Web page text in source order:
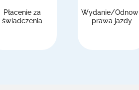
Płacenie za
świadczenia
Wydanie/
prawa jazdy